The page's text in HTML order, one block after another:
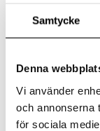
Samtycke
Denna
Vi använder
och annonserna
för sociala